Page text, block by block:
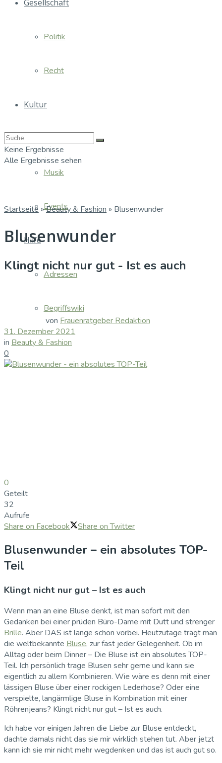
Gesellschaft
Politik
Recht
Kultur
Musik
Events
Hilfe
Adressen
Begriffswiki
Keine Ergebnisse
Alle Ergebnisse sehen
Startseite »Beauty & Fashion » Blusenwunder
Blusenwunder
Klingt nicht nur gut - Ist es auch
von Frauenratgeber Redaktion
31. Dezember 2021
in Beauty & Fashion
0
0
Geteilt
32
Aufrufe
Share on Facebook
Share on Twitter
Blusenwunder – ein absolutes TOP-
Teil
Klingt nicht nur gut – Ist es auch
Wenn man an eine Bluse denkt, ist man sofort mit den
Gedanken bei einer prüden Büro-Dame mit Dutt und strenger
Brille. Aber DAS ist lange schon vorbei. Heutzutage trägt man
die weltbekannte Bluse, zur fast jeder Gelegenheit. Ob im
Alltag oder beim Dinner – Die Bluse ist ein absolutes TOP-
Teil. Ich persönlich trage Blusen sehr gerne und kann sie
eigentlich zu allem Kombinieren. Wie wäre es denn mit einer
lässigen Bluse über einer rockigen Lederhose? Oder eine
verspielte, langärmlige Bluse in Kombination mit einer
Röhrenjeans? Klingt nicht nur gut – Ist es auch.
Ich habe vor einigen Jahren die Liebe zur Bluse entdeckt,
dachte damals nicht das sie mir wirklich stehen tut. Aber jetzt
kann ich sie mir nicht mehr wegdenken und das ist auch gut so.